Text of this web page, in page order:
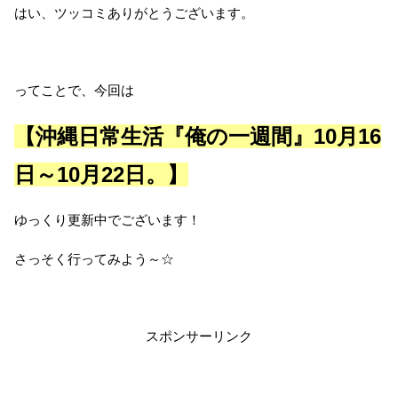
はい、ツッコミありがとうございます。
ってことで、今回は
【沖縄日常生活『俺の一週間』10月16
日～10月22日。】
ゆっくり更新中でございます！
さっそく行ってみよう～☆
スポンサーリンク